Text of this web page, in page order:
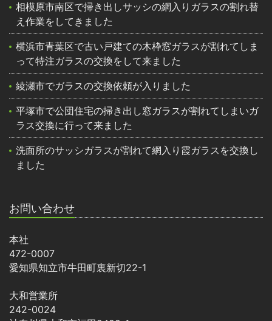
相模原市南区で掃き出しサッシの網入りガラスの割れ替
え作業をしてきました
横浜市青葉区で古い戸建ての木枠窓ガラスが割れてしま
って特注ガラスの交換をして来ました
綾瀬市でガラスの交換依頼が入りました
平塚市で公団住宅の掃き出し窓ガラスが割れてしまいガ
ラス交換に行って来ました
洗面所のサッシガラスが割れて網入り霞ガラスを交換し
ました
お問い合わせ
本社
472-0007
愛知県知立市牛田町裏新切22-1
大和営業所
242-0024